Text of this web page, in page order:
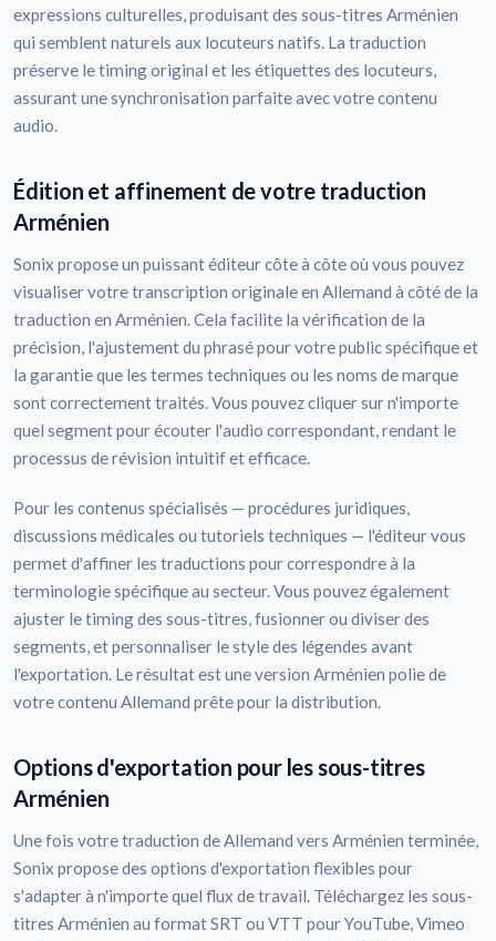
expressions culturelles, produisant des sous-titres Arménien
qui semblent naturels aux locuteurs natifs. La traduction
préserve le timing original et les étiquettes des locuteurs,
assurant une synchronisation parfaite avec votre contenu
audio.
Édition et affinement de votre traduction
Arménien
Sonix propose un puissant éditeur côte à côte où vous pouvez
visualiser votre transcription originale en Allemand à côté de la
traduction en Arménien. Cela facilite la vérification de la
précision, l'ajustement du phrasé pour votre public spécifique et
la garantie que les termes techniques ou les noms de marque
sont correctement traités. Vous pouvez cliquer sur n'importe
quel segment pour écouter l'audio correspondant, rendant le
processus de révision intuitif et efficace.
Pour les contenus spécialisés — procédures juridiques,
discussions médicales ou tutoriels techniques — l'éditeur vous
permet d'affiner les traductions pour correspondre à la
terminologie spécifique au secteur. Vous pouvez également
ajuster le timing des sous-titres, fusionner ou diviser des
segments, et personnaliser le style des légendes avant
l'exportation. Le résultat est une version Arménien polie de
votre contenu Allemand prête pour la distribution.
Options d'exportation pour les sous-titres
Arménien
Une fois votre traduction de Allemand vers Arménien terminée,
Sonix propose des options d'exportation flexibles pour
s'adapter à n'importe quel flux de travail. Téléchargez les sous-
titres Arménien au format SRT ou VTT pour YouTube, Vimeo